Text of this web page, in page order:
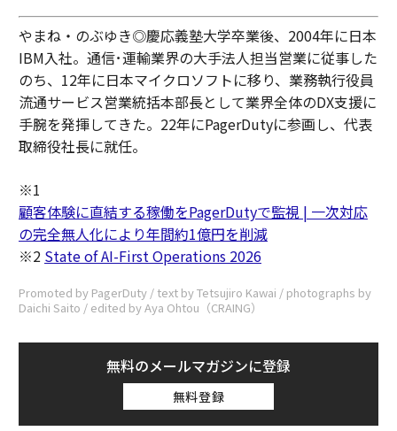
やまね・のぶゆき◎慶応義塾大学卒業後、2004年に日本
IBM入社。通信･運輸業界の大手法人担当営業に従事した
のち、12年に日本マイクロソフトに移り、業務執行役員
流通サービス営業統括本部長として業界全体のDX支援に
手腕を発揮してきた。22年にPagerDutyに参画し、代表
取締役社長に就任。
※1
顧客体験に直結する稼働をPagerDutyで監視 | 一次対応
の完全無人化により年間約1億円を削減
※2 State of AI-First Operations 2026
Promoted by PagerDuty / text by Tetsujiro Kawai / photographs by
Daichi Saito / edited by Aya Ohtou（CRAING）
無料のメールマガジンに登録
無料登録